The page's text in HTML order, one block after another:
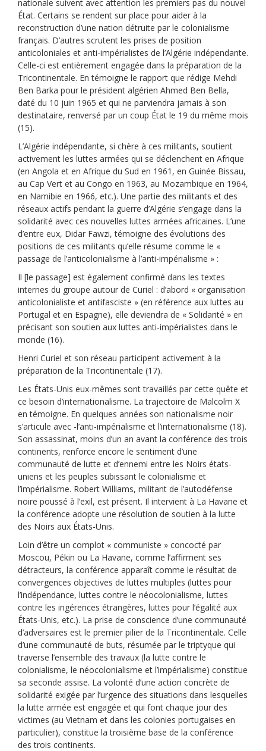
nationale suivent avec attention les premiers pas du nouvel
État. Certains se rendent sur place pour aider à la
reconstruction d’une nation détruite par le colonialisme
français. D’autres scrutent les prises de position
anticoloniales et anti-impérialistes de l’Algérie indépendante.
Celle-ci est entièrement engagée dans la préparation de la
Tricontinentale. En témoigne le rapport que rédige Mehdi
Ben Barka pour le président algérien Ahmed Ben Bella,
daté du 10 juin 1965 et qui ne parviendra jamais à son
destinataire, renversé par un coup État le 19 du même mois
(15).
L’Algérie indépendante, si chère à ces militants, soutient
activement les luttes armées qui se déclenchent en Afrique
(en Angola et en Afrique du Sud en 1961, en Guinée Bissau,
au Cap Vert et au Congo en 1963, au Mozambique en 1964,
en Namibie en 1966, etc.). Une partie des militants et des
réseaux actifs pendant la guerre d’Algérie s’engage dans la
solidarité avec ces nouvelles luttes armées africaines. L’une
d’entre eux, Didar Fawzi, témoigne des évolutions des
positions de ces militants qu’elle résume comme le «
passage de l’anticolonialisme à l’anti-impérialisme » :
Il [le passage] est également confirmé dans les textes
internes du groupe autour de Curiel : d’abord « organisation
anticolonialiste et antifasciste » (en référence aux luttes au
Portugal et en Espagne), elle deviendra de « Solidarité » en
précisant son soutien aux luttes anti-impérialistes dans le
monde (16).
Henri Curiel et son réseau participent activement à la
préparation de la Tricontinentale (17).
Les États-Unis eux-mêmes sont travaillés par cette quête et
ce besoin d’internationalisme. La trajectoire de Malcolm X
en témoigne. En quelques années son nationalisme noir
s’articule avec -l’anti-impérialisme et l’internationalisme (18).
Son assassinat, moins d’un an avant la conférence des trois
continents, renforce encore le sentiment d’une
communauté de lutte et d’ennemi entre les Noirs états-
uniens et les peuples subissant le colonialisme et
l’impérialisme. Robert Williams, militant de l’autodéfense
noire poussé à l’exil, est présent. Il intervient à La Havane et
la conférence adopte une résolution de soutien à la lutte
des Noirs aux États-Unis.
Loin d’être un complot « communiste » concocté par
Moscou, Pékin ou La Havane, comme l’affirment ses
détracteurs, la conférence apparaît comme le résultat de
convergences objectives de luttes multiples (luttes pour
l’indépendance, luttes contre le néocolonialisme, luttes
contre les ingérences étrangères, luttes pour l’égalité aux
États-Unis, etc.). La prise de conscience d’une communauté
d’adversaires est le premier pilier de la Tricontinentale. Celle
d’une communauté de buts, résumée par le triptyque qui
traverse l’ensemble des travaux (la lutte contre le
colonialisme, le néocolonialisme et l’impérialisme) constitue
sa seconde assise. La volonté d’une action concrète de
solidarité exigée par l’urgence des situations dans lesquelles
la lutte armée est engagée et qui font chaque jour des
victimes (au Vietnam et dans les colonies portugaises en
particulier), constitue la troisième base de la conférence
des trois continents.